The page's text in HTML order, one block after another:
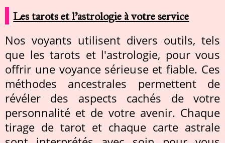
Les tarots et l'astrologie à votre service
Nos voyants utilisent divers outils, tels
que les tarots et l'astrologie, pour vous
offrir une voyance sérieuse et fiable. Ces
méthodes ancestrales permettent de
révéler des aspects cachés de votre
personnalité et de votre avenir. Chaque
tirage de tarot et chaque carte astrale